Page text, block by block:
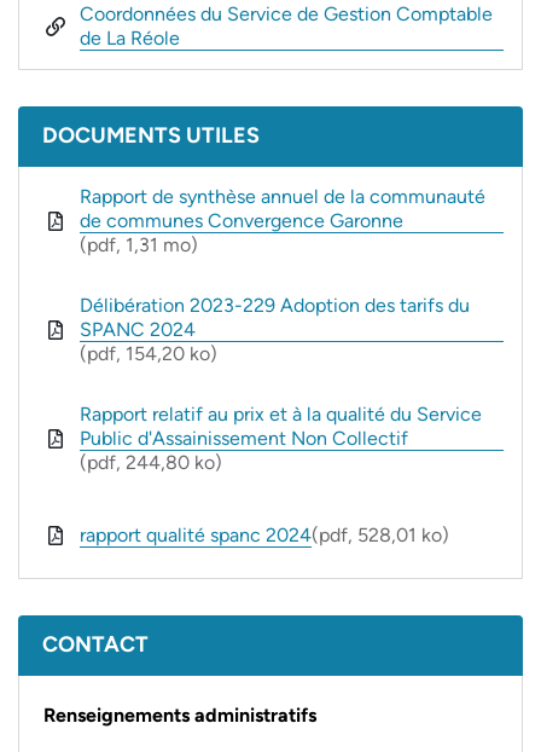
Coordonnées du Service de Gestion Comptable
de La Réole
DOCUMENTS UTILES
Rapport de synthèse annuel de la communauté
de communes Convergence Garonne
(pdf, 1,31 mo)
Délibération 2023-229 Adoption des tarifs du
SPANC 2024
(pdf, 154,20 ko)
Rapport relatif au prix et à la qualité du Service
Public d'Assainissement Non Collectif
(pdf, 244,80 ko)
rapport qualité spanc 2024(pdf, 528,01 ko)
CONTACT
Renseignements administratifs